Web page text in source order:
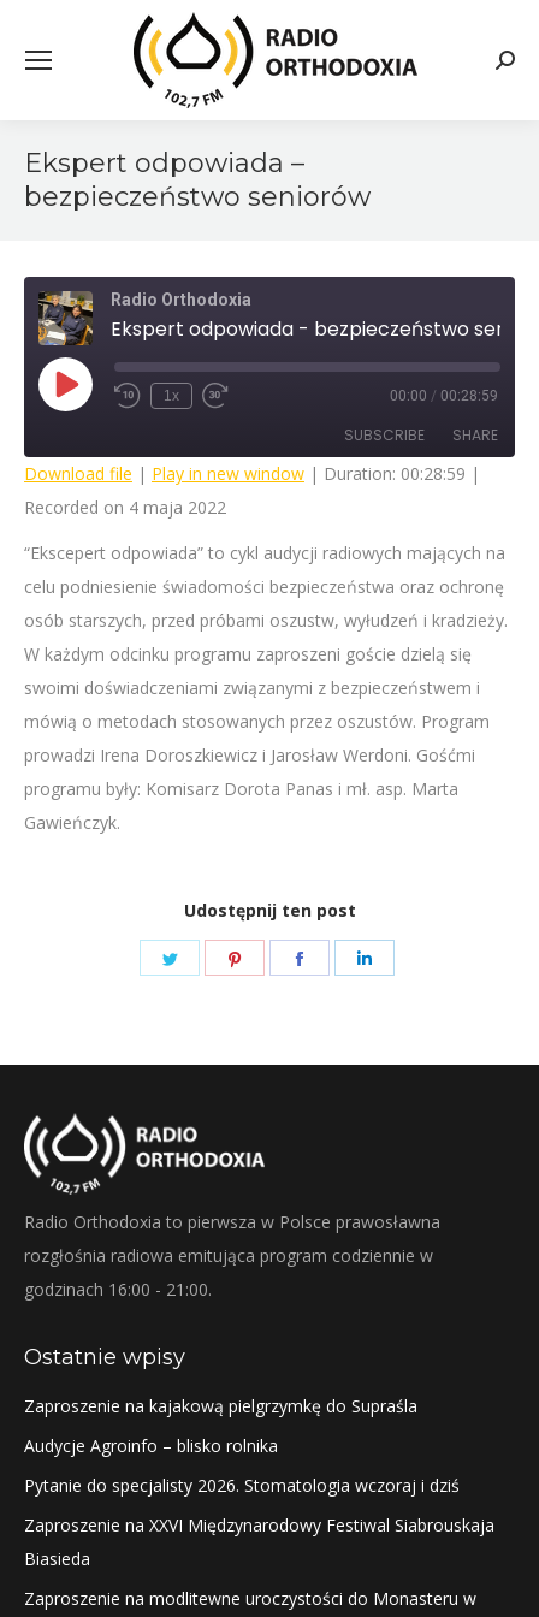
Ekspert odpowiada –
bezpieczeństwo seniorów
Radio Orthodoxia
Play
EpisodeRewind
1x
Fast
seconds
00:00 / 00:28:59
SUBSCRIBE SHARE
SHARE
LINK
EMBED
Download file | Play in new window | Duration: 00:28:59 |
Recorded on 4 maja 2022
“Ekscepert odpowiada” to cykl audycji radiowych mających na
celu podniesienie świadomości bezpieczeństwa oraz ochronę
osób starszych, przed próbami oszustw, wyłudzeń i kradzieży.
W każdym odcinku programu zaproszeni goście dzielą się
swoimi doświadczeniami związanymi z bezpieczeństwem i
mówią o metodach stosowanych przez oszustów. Program
prowadzi Irena Doroszkiewicz i Jarosław Werdoni. Gośćmi
programu były: Komisarz Dorota Panas i mł. asp. Marta
Gawieńczyk.
Udostępnij ten post
Share
Share
Share
Radio Orthodoxia to pierwsza w Polsce prawosławna
rozgłośnia radiowa emitująca program codziennie w
godzinach 16:00 - 21:00.
Ostatnie wpisy
Zaproszenie na kajakową pielgrzymkę do Supraśla
Audycje Agroinfo – blisko rolnika
Pytanie do specjalisty 2026. Stomatologia wczoraj i dziś
Zaproszenie na XXVI Międzynarodowy Festiwal Siabrouskaja
Biasieda
Zaproszenie na modlitewne uroczystości do Monasteru w